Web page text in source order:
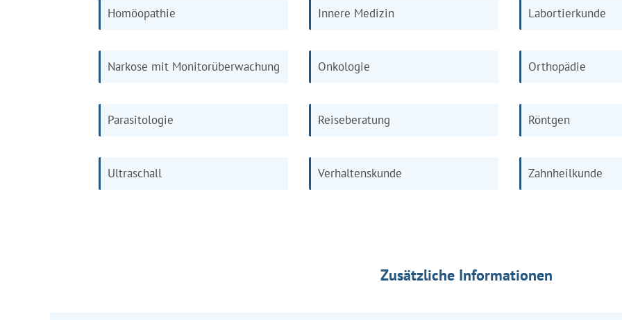
Homöopathie Innere Medizin Labortierkunde
Narkose mit Monitorüberwachung Onkologie Orthopädie
Parasitologie Reiseberatung Röntgen
Ultraschall Verhaltenskunde Zahnheilkunde
Zusätzliche Informationen